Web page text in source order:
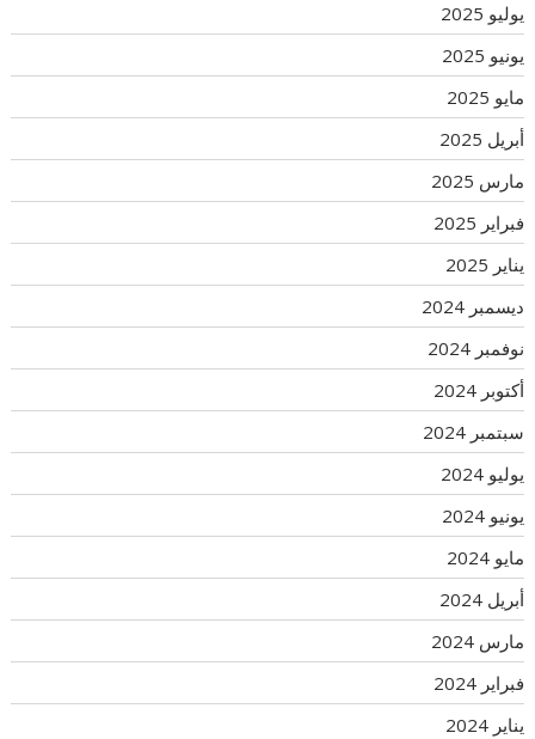
يوليو 2025
يونيو 2025
مايو 2025
أبريل 2025
مارس 2025
فبراير 2025
يناير 2025
ديسمبر 2024
نوفمبر 2024
أكتوبر 2024
سبتمبر 2024
يوليو 2024
يونيو 2024
مايو 2024
أبريل 2024
مارس 2024
فبراير 2024
يناير 2024